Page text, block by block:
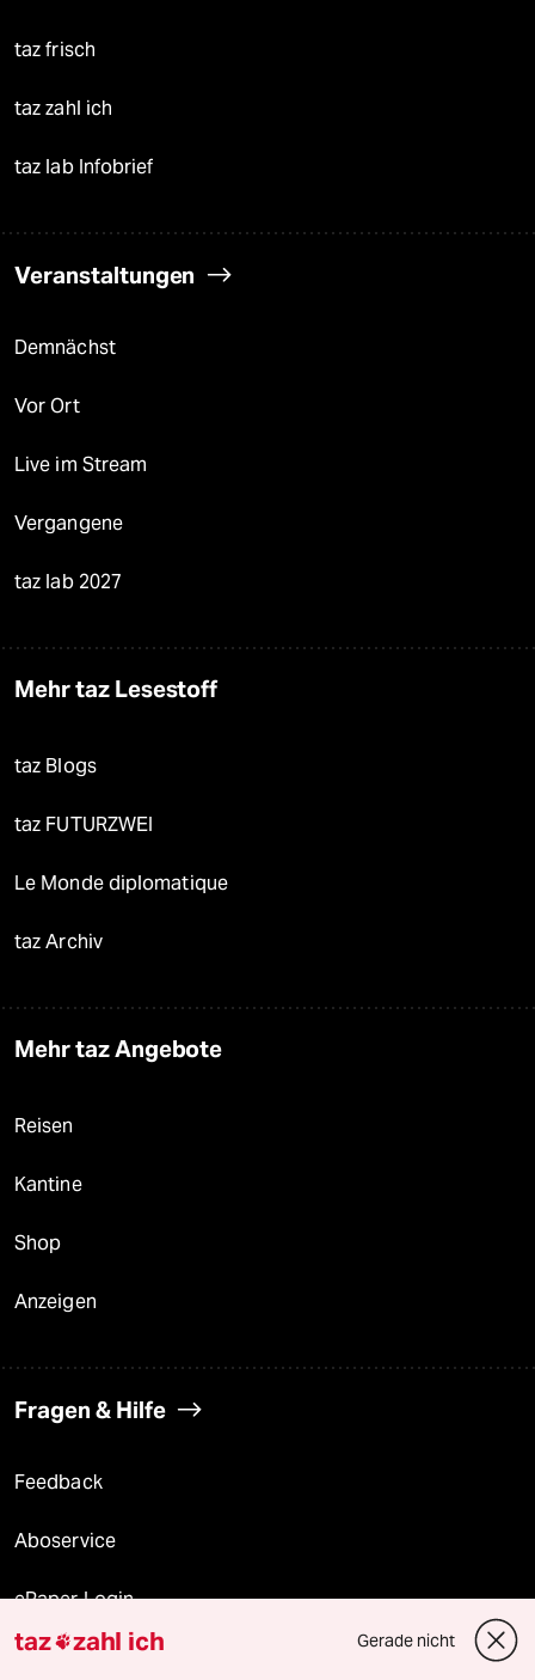
taz frisch
taz zahl ich
taz lab Infobrief
Veranstaltungen
Demnächst
Vor Ort
Live im Stream
Vergangene
taz lab 2027
Mehr taz Lesestoff
taz Blogs
taz FUTURZWEI
Le Monde diplomatique
taz Archiv
Mehr taz Angebote
Reisen
Kantine
Shop
Anzeigen
Fragen & Hilfe
Feedback
Aboservice
ePaper Login
Downloads für Abonnierende
taz zahl ich Gerade nicht